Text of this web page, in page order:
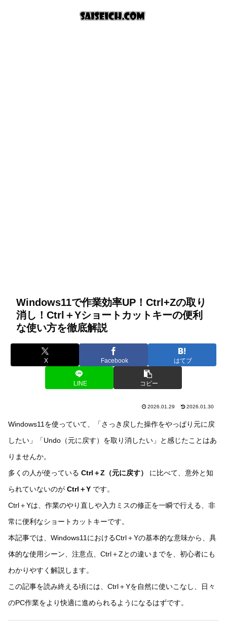
Windows11で作業効率UP！Ctrl+Zの取り
消し！Ctrl＋Yショートカットキーの便利
な使い方を徹底解説
X Facebook はてブ
LINE コピー
2026.01.29 2026.01.30
Windows11を使っていて、「さっき戻した操作をやっぱり元に戻
したい」「Undo（元に戻す）を取り消したい」と感じたことはあ
りませんか。
多くの人が使っている Ctrl＋Z（元に戻す）
に比べて、意外と知
られていないのが Ctrl＋Y です。
Ctrl＋Yは、作業のやり直しや入力ミスの修正を一瞬で行える、非
常に便利なショートカットキーです。
本記事では、Windows11におけるCtrl＋Yの基本的な意味から、具
体的な使用シーン、注意点、Ctrl＋Zとの違いまでを、初心者にも
わかりやすく解説します。
この記事を読み終える頃には、Ctrl＋Yを自然に使いこなし、日々
のPC作業をより快適に進められるようになるはずです。